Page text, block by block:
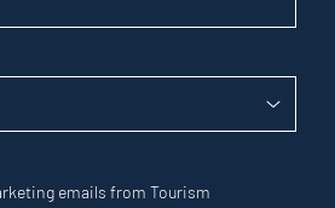
emails from Tourism